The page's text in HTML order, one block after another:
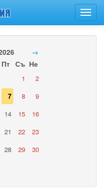
→
Пт Съ Не
1
2
7 8
9
14 15
16
21 22
23
28 29
30